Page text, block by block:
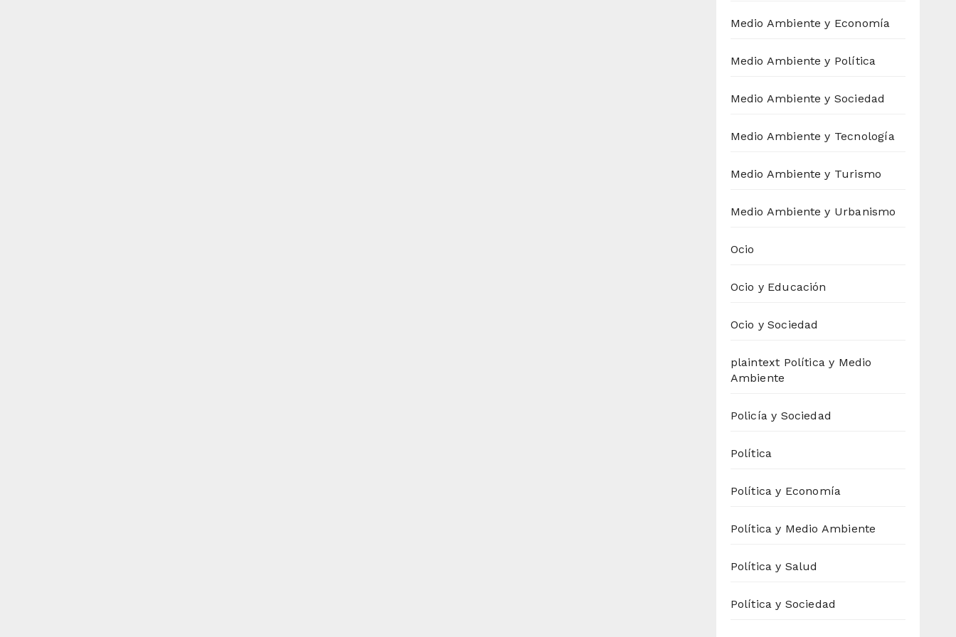
Medio Ambiente y Economía
Medio Ambiente y Política
Medio Ambiente y Sociedad
Medio Ambiente y Tecnología
Medio Ambiente y Turismo
Medio Ambiente y Urbanismo
Ocio
Ocio y Educación
Ocio y Sociedad
plaintext Política y Medio
Ambiente
Policía y Sociedad
Política
Política y Economía
Política y Medio Ambiente
Política y Salud
Política y Sociedad